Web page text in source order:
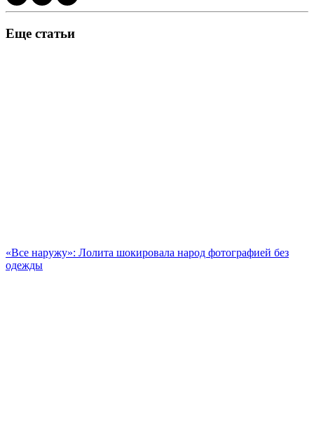
Еще статьи
«Все наружу»: Лолита шокировала народ фотографией без
одежды